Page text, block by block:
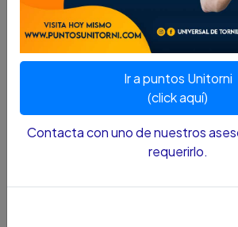
DESCRIPCION..
Características
Backset de 60 mm
Para puertas que abren hacia
Doble pestillo vertical de 6 mm en
Los pestillos se accionan mediante el
Ir a puntos Unitorni
(click aquí)
Contacta con uno de nuestros
requerirlo.